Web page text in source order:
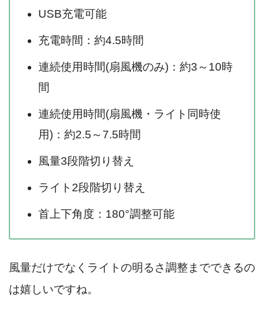
USB充電可能
充電時間：約4.5時間
連続使用時間(扇風機のみ)：約3～10時
間
連続使用時間(扇風機・ライト同時使
用)：約2.5～7.5時間
風量3段階切り替え
ライト2段階切り替え
首上下角度：180°調整可能
風量だけでなくライトの明るさ調整までできるの
は嬉しいですね。